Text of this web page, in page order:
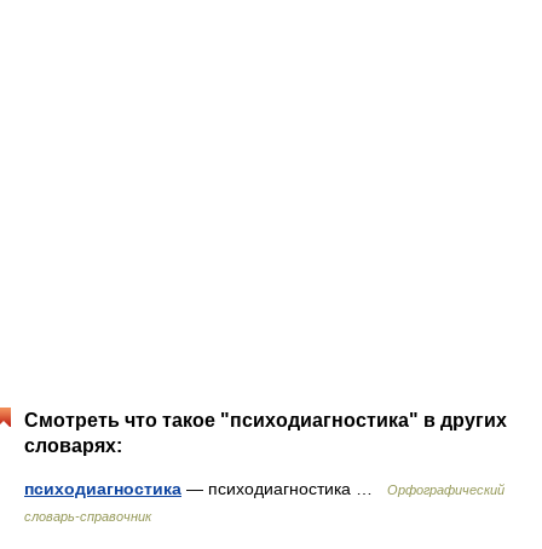
Смотреть что такое "психодиагностика" в других
словарях:
психодиагностика — психодиагностика …
Орфографический
словарь-справочник